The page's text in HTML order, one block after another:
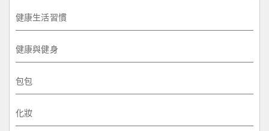
健康生活習慣
健康與健身
包包
化妝